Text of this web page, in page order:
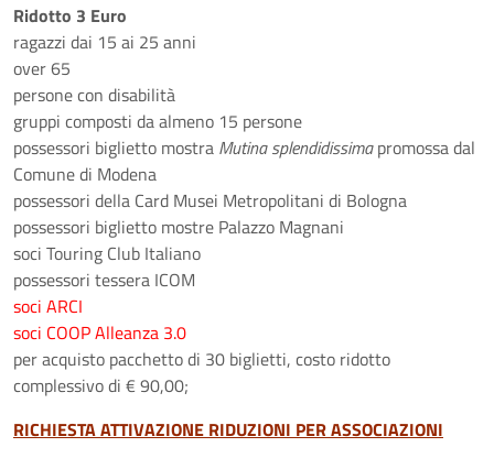
Ridotto 3 Euro
ragazzi dai 15 ai 25 anni
over 65
persone con disabilità
gruppi composti da almeno 15 persone
possessori biglietto mostra Mutina splendidissimapromossa dal
Comune di Modena
possessori della Card Musei Metropolitani di Bologna
possessori biglietto mostre Palazzo Magnani
soci Touring Club Italiano
possessori tessera ICOM
soci ARCI
soci COOP Alleanza 3.0
per acquisto pacchetto di 30 biglietti, costo ridotto
complessivo di € 90,00;
RICHIESTA ATTIVAZIONE RIDUZIONI PER ASSOCIAZIONI